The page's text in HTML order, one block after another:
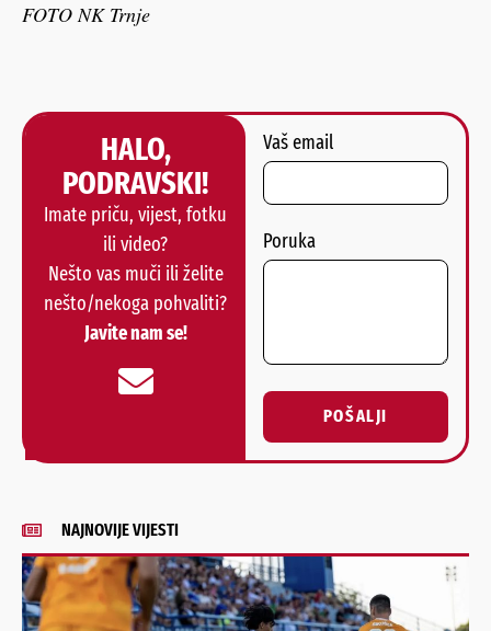
FOTO NK Trnje
HALO,
PODRAVSKI!
Imate priču, vijest, fotku
ili video?
Nešto vas muči ili želite
nešto/nekoga pohvaliti?
Javite nam se!
Vaš email
Poruka
POŠALJI
Alternative:
NAJNOVIJE VIJESTI